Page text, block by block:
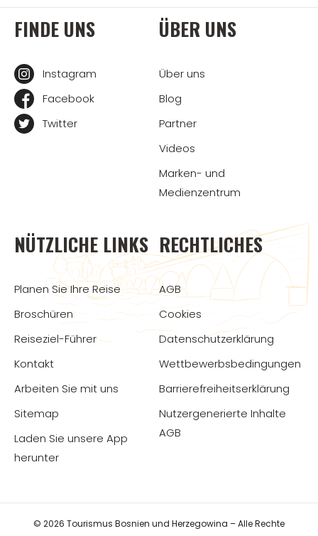
FINDE UNS
Instagram
Facebook
Twitter
ÜBER UNS
Über uns
Blog
Partner
Videos
Marken- und
Medienzentrum
NÜTZLICHE LINKS
Planen Sie Ihre Reise
Broschüren
Reiseziel-Führer
Kontakt
Arbeiten Sie mit uns
Sitemap
Laden Sie unsere App
herunter
RECHTLICHES
AGB
Cookies
Datenschutzerklärung
Wettbewerbsbedingungen
Barrierefreiheitserklärung
Nutzergenerierte Inhalte
AGB
© 2026 Tourismus Bosnien und Herzegowina – Alle Rechte